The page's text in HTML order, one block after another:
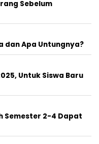
Sebelum
dan Apa Untungnya?
Untuk Siswa Baru
Semester 2-4 Dapat